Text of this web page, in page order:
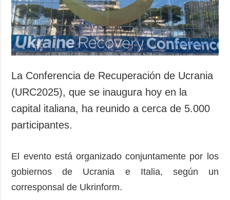
Deportes
Crimen
Desastres y
emergencias
ADICIONAL
Podcasts
Publicaciones
Entrevistas
Video
Releases
SERVICIOS
Suscripción
imágenes
La Conferencia de Recuperación de Ucrania
(URC2025), que se inaugura hoy en la
capital italiana, ha reunido a cerca de 5.000
participantes.
El evento está organizado conjuntamente por los
gobiernos de Ucrania e Italia, según un
corresponsal de Ukrinform.